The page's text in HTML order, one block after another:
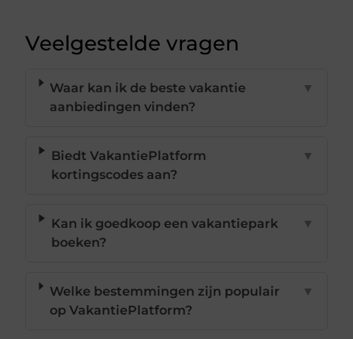
Veelgestelde vragen
Waar kan ik de beste vakantie
aanbiedingen vinden?
▼
Biedt VakantiePlatform
kortingscodes aan?
▼
Kan ik goedkoop een vakantiepark
boeken?
▼
Welke bestemmingen zijn populair
op VakantiePlatform?
▼